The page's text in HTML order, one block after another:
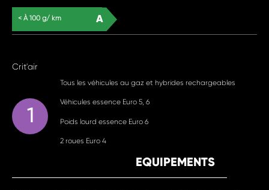
< À 100 g/ km A
Crit'air
1
Tous les véhicules au gaz et hybrides rechargeables
Véhicules essence Euro 5, 6
Poids lourd essence Euro 6
2 roues Euro 4
EQUIPEMENTS